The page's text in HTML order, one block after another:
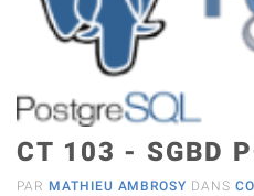
CT 103 - SGBD
PAR MATHIEU AMBROSY DANS